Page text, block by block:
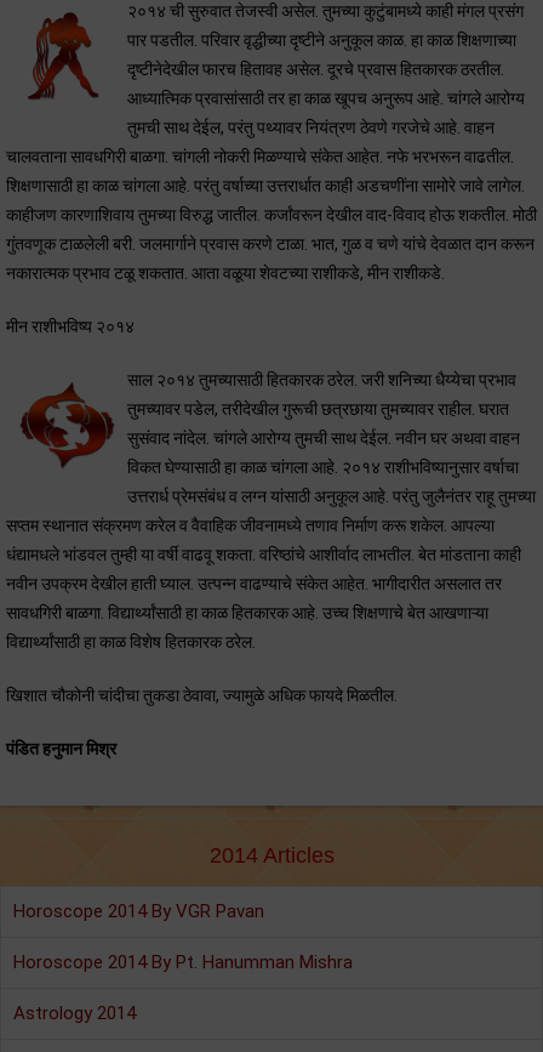
२०१४ ची सुरुवात तेजस्वी असेल. तुमच्या कुटुंबामध्ये काही मंगल प्रसंग
पार पडतील. परिवार वृद्धीच्या दृष्टीने अनुकूल काळ. हा काळ शिक्षणाच्या
दृष्टीनेदेखील फारच हितावह असेल. दूरचे प्रवास हितकारक ठरतील.
आध्यात्मिक प्रवासांसाठी तर हा काळ खूपच अनुरूप आहे. चांगले आरोग्य
तुमची साथ देईल, परंतु पथ्यावर नियंत्रण ठेवणे गरजेचे आहे. वाहन
चालवताना सावधगिरी बाळगा. चांगली नोकरी मिळण्याचे संकेत आहेत. नफे भरभरून वाढतील.
शिक्षणासाठी हा काळ चांगला आहे. परंतु वर्षाच्या उत्तरार्धात काही अडचणींना सामोरे जावे लागेल.
काहीजण कारणाशिवाय तुमच्या विरुद्ध जातील. कर्जांवरून देखील वाद-विवाद होऊ शकतील. मोठी
गुंतवणूक टाळलेली बरी. जलमार्गाने प्रवास करणे टाळा. भात, गुळ व चणे यांचे देवळात दान करून
नकारात्मक प्रभाव टळू शकतात. आता वळूया शेवटच्या राशीकडे, मीन राशीकडे.
मीन राशीभविष्य २०१४
साल २०१४ तुमच्यासाठी हितकारक ठरेल. जरी शनिच्या धैय्येचा प्रभाव
तुमच्यावर पडेल, तरीदेखील गुरूची छत्रछाया तुमच्यावर राहील. घरात
सुसंवाद नांदेल. चांगले आरोग्य तुमची साथ देईल. नवीन घर अथवा वाहन
विकत घेण्यासाठी हा काळ चांगला आहे. २०१४ राशीभविष्यानुसार वर्षाचा
उत्तरार्ध प्रेमसंबंध व लग्न यांसाठी अनुकूल आहे. परंतु जुलैनंतर राहू तुमच्या
सप्तम स्थानात संक्रमण करेल व वैवाहिक जीवनामध्ये तणाव निर्माण करू शकेल. आपल्या
धंद्यामधले भांडवल तुम्ही या वर्षी वाढवू शकता. वरिष्ठांचे आशीर्वाद लाभतील. बेत मांडताना काही
नवीन उपक्रम देखील हाती घ्याल. उत्पन्न वाढण्याचे संकेत आहेत. भागीदारीत असलात तर
सावधगिरी बाळगा. विद्यार्थ्यांसाठी हा काळ हितकारक आहे. उच्च शिक्षणाचे बेत आखणाऱ्या
विद्यार्थ्यांसाठी हा काळ विशेष हितकारक ठरेल.
खिशात चौकोनी चांदीचा तुकडा ठेवावा, ज्यामुळे अधिक फायदे मिळतील.
पंडित हनुमान मिश्र
2014 Articles
Horoscope 2014 By VGR Pavan
Horoscope 2014 By Pt. Hanumman Mishra
Astrology 2014